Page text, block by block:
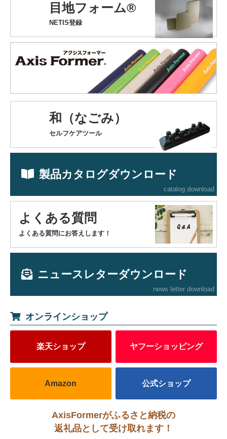
目地フォーム®
NETIS登録
和（なごみ）
セルフケアツール
製品カタログダウンロード
catalog download
よくある質問
よくある質問にお答えします！
ニュースレターダウンロード
news letter download
オンラインショップ
楽天ショップ ヤフーショッピング
Amazon 公式ショップ
AxisFormerがふるさと納税の
返礼品として受け取れます！